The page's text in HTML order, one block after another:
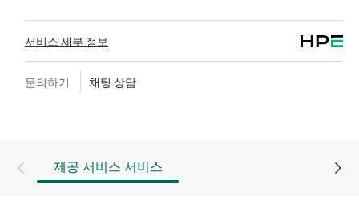
해 도움을 받을 수 있습니다. 고객은 특정 워크로드의 컨
텍스트에서 하드웨어 및/또는 소프트웨어 관련 지식을
보유한 전문 기술 리소스에 대한 액세스를 제공받으며,
HPE Tech Care 서비스는 지원 대상 제품의 운영, 관리, 보
안에 대한 일반 기술 안내를 제공함으로써 기존의 지원
서비스 세부 정보
문의하기 채팅 상담
제공 서비스 서비스